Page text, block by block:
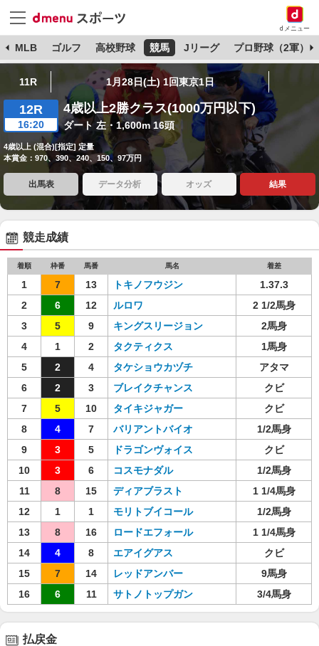
dメニュー
MLB ゴルフ 高校野球 競馬 Jリーグ プロ野球（2軍）
11R 1月28日(土) 1回東京1日
12R
16:20
4歳以上2勝クラス(1000万円以下)
ダート 左・1,600m 16頭
4歳以上 (混合)[指定] 定量
本賞金：970、390、240、150、97万円
出馬表 データ分析 オッズ 結果
競走成績
着順 枠番 馬番 馬名 着差
1 7 13 トキノフウジン
1.37.3
2
6 12 ルロワ
2 1/2馬身
3
5 9 キングスリージョン
2馬身
4
1 2 タクティクス
1馬身
5
2 4 タケショウカヅチ
アタマ
6
2 3 ブレイクチャンス
クビ
7
5 10 タイキジャガー
クビ
8
4 7 バリアントバイオ
1/2馬身
9
3 5 ドラゴンヴォイス
クビ
10
3 6 コスモナダル
1/2馬身
11
8 15 ディアブラスト
1 1/4馬身
12
1 1 モリトブイコール
1/2馬身
13
8 16 ロードエフォール
1 1/4馬身
14
4 8 エアイグアス
クビ
15
7 14 レッドアンバー
9馬身
16
6 11 サトノトップガン 3/4馬身
払戻金